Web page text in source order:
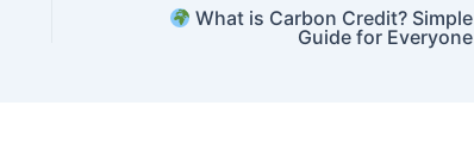
What is Carbon Credit? Simple
Guide for Everyone